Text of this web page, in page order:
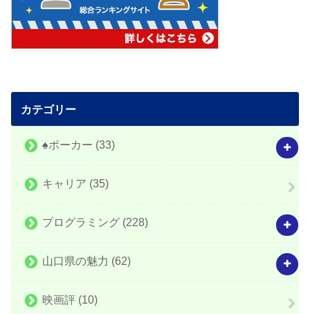
カテゴリー
♠️ポーカー (33)
キャリア (35)
プログラミング (228)
山口県の魅力 (62)
映画評 (10)